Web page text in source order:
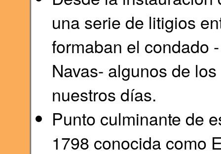
una serie de litigios
formaban el condado
Navas- algunos de
nuestros días.
Punto culminante de
1798 conocida como